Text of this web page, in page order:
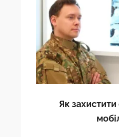
Як захистити